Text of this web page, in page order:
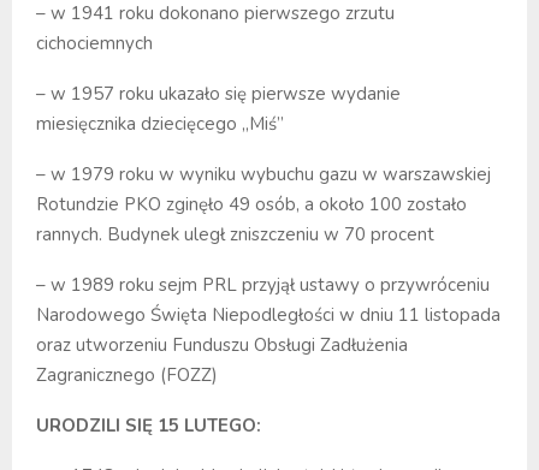
– w 1941 roku dokonano pierwszego zrzutu
cichociemnych
– w 1957 roku ukazało się pierwsze wydanie
miesięcznika dziecięcego „Miś”
– w 1979 roku w wyniku wybuchu gazu w warszawskiej
Rotundzie PKO zginęło 49 osób, a około 100 zostało
rannych. Budynek uległ zniszczeniu w 70 procent
– w 1989 roku sejm PRL przyjął ustawy o przywróceniu
Narodowego Święta Niepodległości w dniu 11 listopada
oraz utworzeniu Funduszu Obsługi Zadłużenia
Zagranicznego (FOZZ)
URODZILI SIĘ 15 LUTEGO: